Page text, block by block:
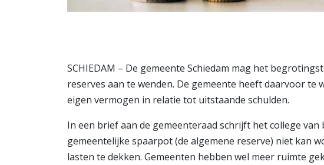
SCHIEDAM – De gemeente Schiedam mag het
reserves aan te wenden. De gemeente heeft daarvoor te
eigen vermogen in relatie tot uitstaande schulden.
In een brief aan de gemeenteraad schrijft het college
gemeentelijke spaarpot (de algemene reserve) niet kan
lasten te dekken. Gemeenten hebben wel meer ruimte